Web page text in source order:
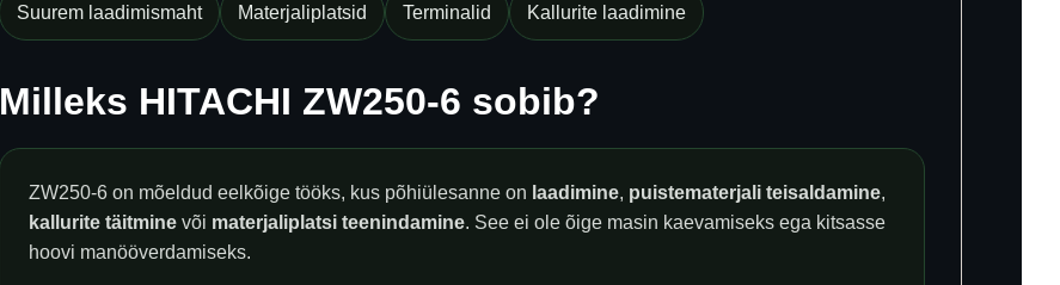
Suurem laadimismaht Materjaliplatsid Terminalid Kallurite laadimine
Milleks HITACHI ZW250-6 sobib?
ZW250-6 on mõeldud eelkõige tööks, kus põhiülesanne on laadimine, puistematerjali teisaldamine,
kallurite täitmine või materjaliplatsi teenindamine. See ei ole õige masin kaevamiseks ega kitsasse
hoovi manööverdamiseks.